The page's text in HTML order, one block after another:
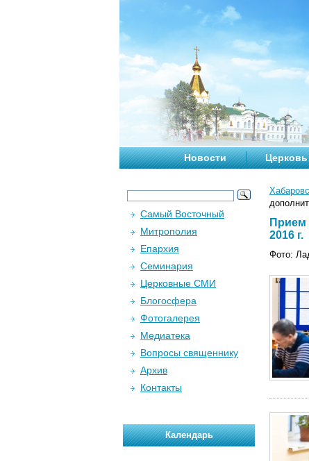
Новости Церковь
Прием
2016 г.
Фото:
Самый Восточный
Митрополия
Епархия
Семинария
Церковные СМИ
Блогосфера
Фотогалерея
Медиатека
Вопросы священнику
Архив
Контакты
Календарь